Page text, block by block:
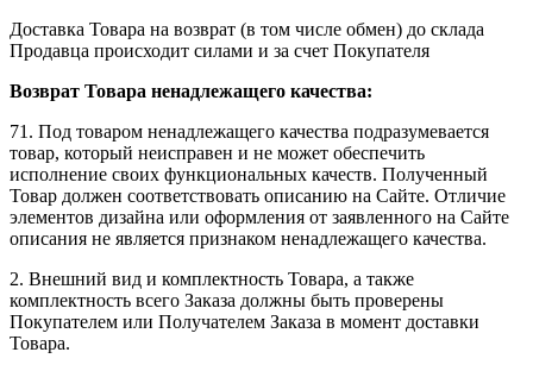
Доставка Товара на возврат (в том числе обмен) до склада
Продавца происходит силами и за счет Покупателя
Возврат Товара ненадлежащего качества:
71. Под товаром ненадлежащего качества подразумевается
товар, который неисправен и не может обеспечить
исполнение своих функциональных качеств. Полученный
Товар должен соответствовать описанию на Сайте. Отличие
элементов дизайна или оформления от заявленного на Сайте
описания не является признаком ненадлежащего качества.
2. Внешний вид и комплектность Товара, а также
комплектность всего Заказа должны быть проверены
Покупателем или Получателем Заказа в момент доставки
Товара.